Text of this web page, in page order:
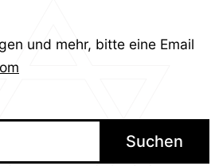
und mehr, bitte eine Email
Suchen